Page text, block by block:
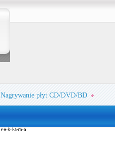
Nagrywanie płyt CD/DVD/BD